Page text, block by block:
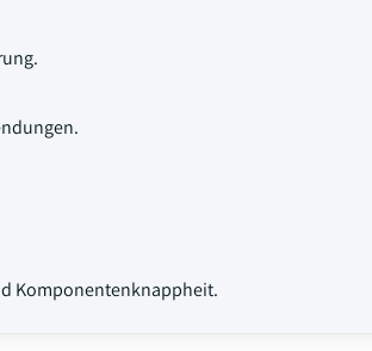
Komponentenknappheit.